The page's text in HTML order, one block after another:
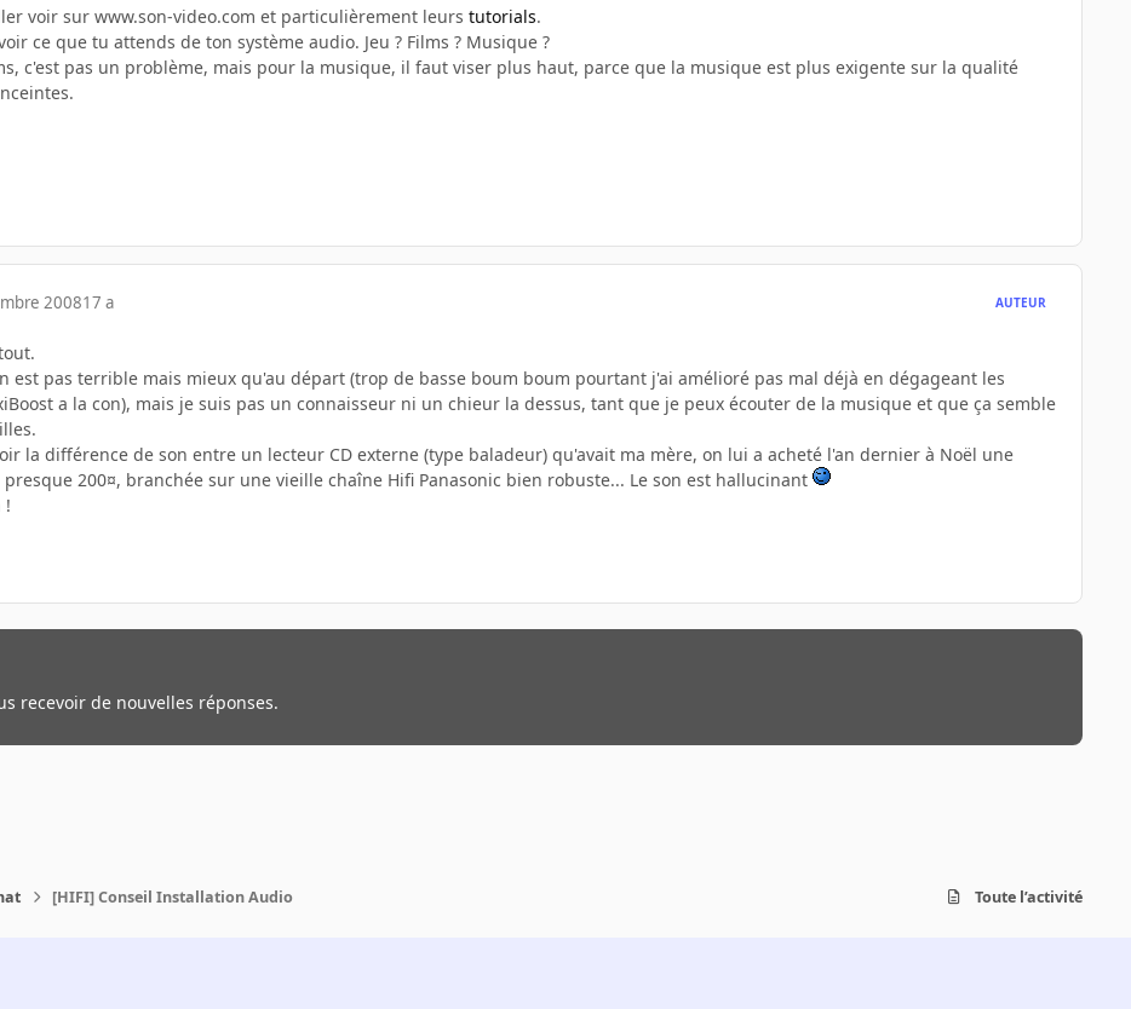
voir sur www.son-video.com et particulièrement leurs tutorials.
ce que tu attends de ton système audio. Jeu ? Films ? Musique ?
c'est pas un problème, mais pour la musique, il faut viser plus haut, parce que la musique est plus exigente sur la qualité
200817 a AUTEUR
est pas terrible mais mieux qu'au départ (trop de basse boum boum pourtant j'ai amélioré pas mal déjà en dégageant les
a la con), mais je suis pas un connaisseur ni un chieur la dessus, tant que je peux écouter de la musique et que ça semble
la différence de son entre un lecteur CD externe (type baladeur) qu'avait ma mère, on lui a acheté l'an dernier à Noël une
presque 200¤, branchée sur une vieille chaîne Hifi Panasonic bien robuste... Le son est hallucinant
!
recevoir de nouvelles réponses.
[HIFI] Conseil Installation Audio Toute l’activité